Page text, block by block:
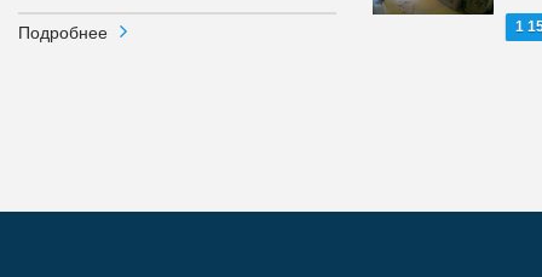
Подробнее 1